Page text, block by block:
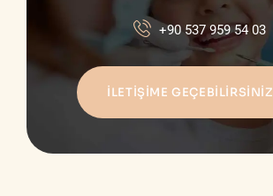
+90 537 959 54 03
İLETIŞIME GEÇEBILIRSINIZ